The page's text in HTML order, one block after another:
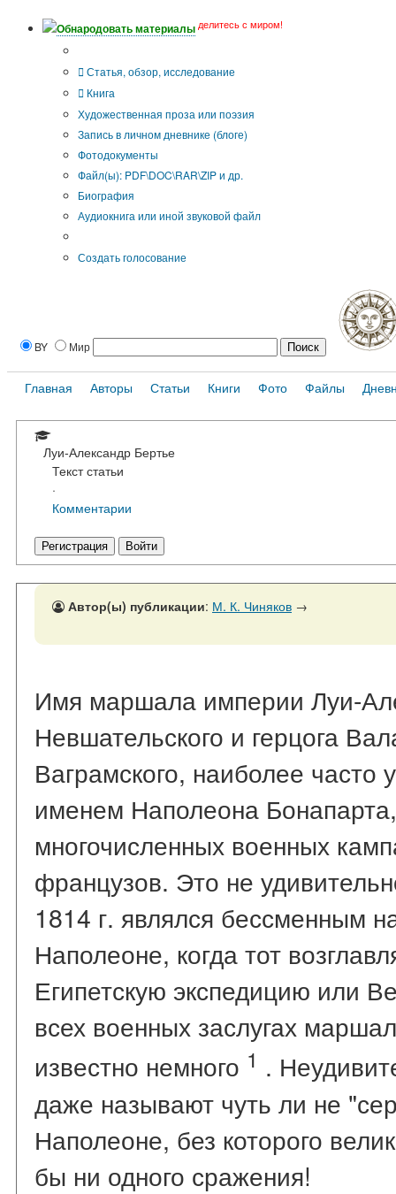
Обнародовать материалы делитесь с миром!
Статья, обзор, исследование
Книга
Художественная проза или поэзия
Запись в личном дневнике (блоге)
Фотодокументы
Файл(ы): PDF\DOC\RAR\ZIP и др.
Биография
Аудиокнига или иной звуковой файл
Создать голосование
BY Мир
Главная Авторы Статьи Книги Фото Файлы
Луи-Александр Бертье
Текст статьи
·
Комментарии
Регистрация Войти
Автор(ы) публикации: М. К. Чиняков →
Имя маршала империи Луи-
Невшательского и герцога
Ваграмского, наиболее часто
именем Наполеона
многочисленных военных
французов. Это не
1814 г. являлся бессменным
Наполеоне, когда тот
Египетскую экспедицию или
всех военных заслугах
известно немного 1 .
даже называют чуть ли не
Наполеоне, без которого
бы ни одного сражения!